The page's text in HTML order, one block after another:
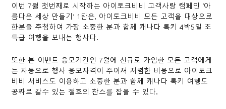
이번 7월 첫번째로 시작하는 아이토크비비 고객사랑 캠페인 ‘아
름다운 세상 만들기’ 1탄은, 아이토크비비 모든 고객을 대상으로
한분을 추첨하여 가장 소중한 분과 함께 캐나다 록키 4박5일 초
특급 여행을 보내는 행사다.
또한 본 이벤트 응모기간인 7월에 신규로 가입한 모든 고객에게
는 자동으로 행사 응모자격이 주어져 저렴한 비용으로 아이토크
비비 서비스도 이용하고 소중한 분과 함께 캐나다 록키 여행도
공짜로 갈수 있는 절호의 찬스를 잡을 수 있다.